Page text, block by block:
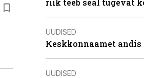
riik teeb seal tugevat
UUDISED
Keskkonnaamet
UUDISED